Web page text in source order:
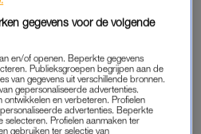
klik.Muziekvormt de leidraad in
van muziek, als ik hier kom
week leer ik weer iets nieuws
is zijn grootste hobby. “Muziek
gegevens voor de volgende
en/of openen. Beperkte gegevens
Publieksgroepen begrijpen aan de
van gegevens uit verschillende bronnen.
gepersonaliseerde advertenties.
ontwikkelen en verbeteren. Profielen
advertenties. Beperkte
selecteren. Profielen aanmaken ter
gebruiken ter selectie van